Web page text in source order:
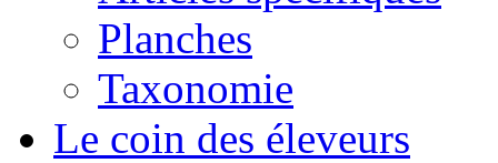
Planches
Taxonomie
Le coin des éleveurs